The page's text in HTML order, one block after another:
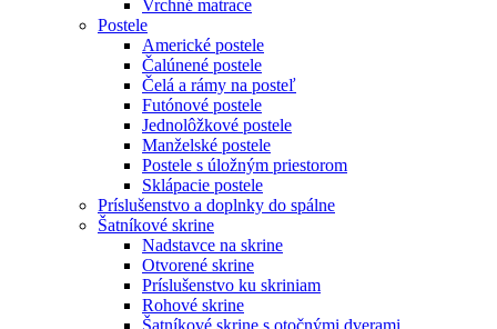
Vrchné matrace
Postele
Americké postele
Čalúnené postele
Čelá a rámy na posteľ
Futónové postele
Jednolôžkové postele
Manželské postele
Postele s úložným priestorom
Sklápacie postele
Príslušenstvo a doplnky do spálne
Šatníkové skrine
Nadstavce na skrine
Otvorené skrine
Príslušenstvo ku skriniam
Rohové skrine
Šatníkové skrine s otočnými dverami